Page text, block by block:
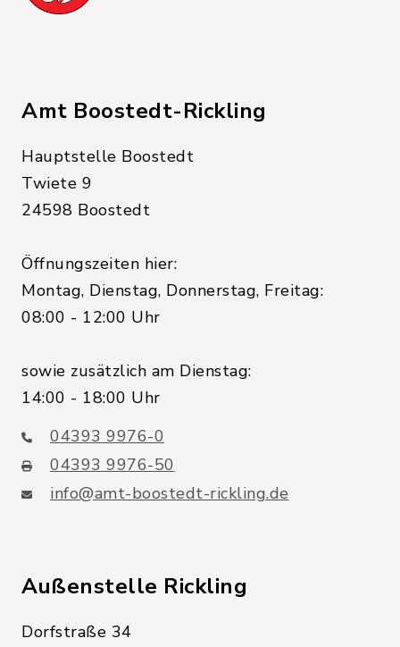
Amt Boostedt-Rickling
Hauptstelle Boostedt
Twiete 9
24598 Boostedt
Öffnungszeiten hier:
Montag, Dienstag, Donnerstag, Freitag:
08:00 - 12:00 Uhr
sowie zusätzlich am Dienstag:
14:00 - 18:00 Uhr
04393 9976-0
04393 9976-50
info@amt-boostedt-rickling.de
Außenstelle Rickling
Dorfstraße 34